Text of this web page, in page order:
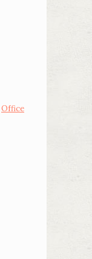
Office